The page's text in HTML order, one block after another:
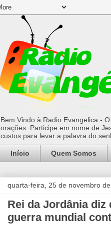
Bem Vindo à Radio Evangelica -
orações. Participe em nome de
custos para levar a palavra do
Início Quem Somos
quarta-feira, 25 de novembro
Rei da Jordânia
guerra mundial